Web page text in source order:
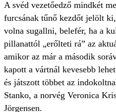
A svéd vezetőedző mindkét
furcsának tűnő kezdőt jelölt
volna sugallni, belefér, ha a
pillanattól „erőlteti rá” az
amikor az már a második
kapott a vártnál kevesebb
és játszott többet az
Stanko, a norvég Veronica
Jörgensen.